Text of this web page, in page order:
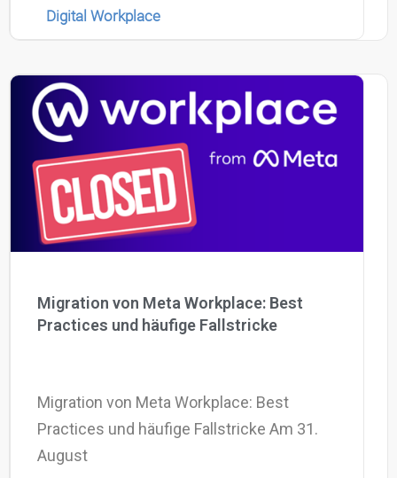
Digital Workplace
Migration von Meta Workplace: Best
Practices und häufige Fallstricke
Migration von Meta Workplace: Best
Practices und häufige Fallstricke Am 31.
August